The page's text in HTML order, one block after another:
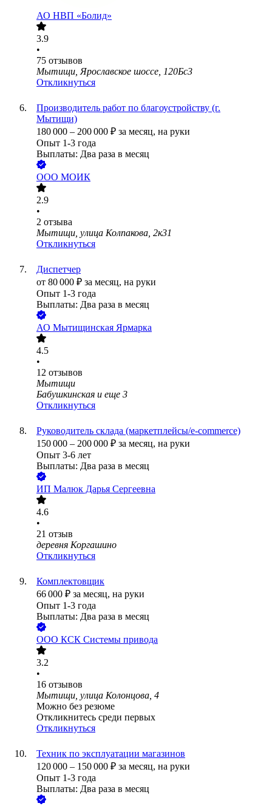
АО НВП «Болид»
3.9
•
75 отзывов
Мытищи, Ярославское шоссе, 120Бс3
Откликнуться
Производитель работ по благоустройству (г.
Мытищи)
180 000 – 200 000 ₽ за месяц, на руки
Опыт 1-3 года
Выплаты: Два раза в месяц
ООО МОИК
2.9
•
2 отзыва
Мытищи, улица Колпакова, 2к31
Откликнуться
Диспетчер
от 80 000 ₽ за месяц, на руки
Опыт 1-3 года
Выплаты: Два раза в месяц
АО Мытищинская Ярмарка
4.5
•
12 отзывов
Мытищи
Бабушкинская и еще 3
Откликнуться
Руководитель склада (маркетплейсы/e-commerce)
150 000 – 200 000 ₽ за месяц, на руки
Опыт 3-6 лет
Выплаты: Два раза в месяц
ИП Малюк Дарья Сергеевна
4.6
•
21 отзыв
деревня Коргашино
Откликнуться
Комплектовщик
66 000 ₽ за месяц, на руки
Опыт 1-3 года
Выплаты: Два раза в месяц
ООО КСК Системы привода
3.2
•
16 отзывов
Мытищи, улица Колонцова, 4
Можно без резюме
Откликнитесь среди первых
Откликнуться
Техник по эксплуатации магазинов
120 000 – 150 000 ₽ за месяц, на руки
Опыт 1-3 года
Выплаты: Два раза в месяц